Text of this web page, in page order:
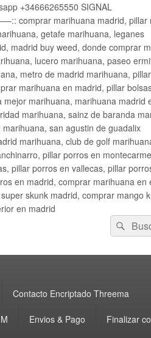
+34666265550 SIGNAL
comprar marihuana madrid, pillar
getafe marihuana, leganes
madrid buy weed, donde comprar
lucero marihuana, paseo
metro de madrid marihuana,
marihuana en madrid, pillar
marihuana, marihuana madrid
marihuana, sainz de baranda
san agustin de guadalix
marihuana, club de golf
pillar porros en
pillar porros en vallecas, pillar
en madrid, comprar marihuana en
skunk madrid, comprar mango
en madrid
Buscar
por:
Contacto Encriptado Threema
Envios & Pago Finalizar